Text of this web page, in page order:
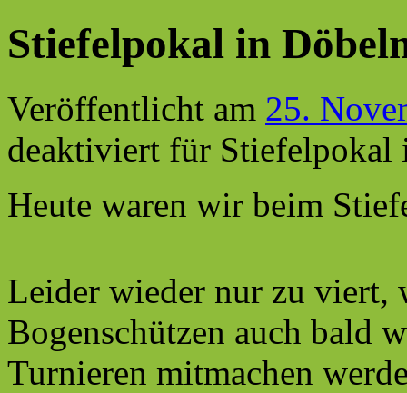
Stiefelpokal in
Veröffentlicht am 25.
deaktiviert für Stiefelpokal
Heute waren wir beim
Leider wieder nur zu viert,
Bogenschützen auch bald
Turnieren mitmachen